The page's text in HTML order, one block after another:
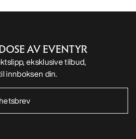
AV EVENTYR
eksklusive tilbud,
innboksen din.